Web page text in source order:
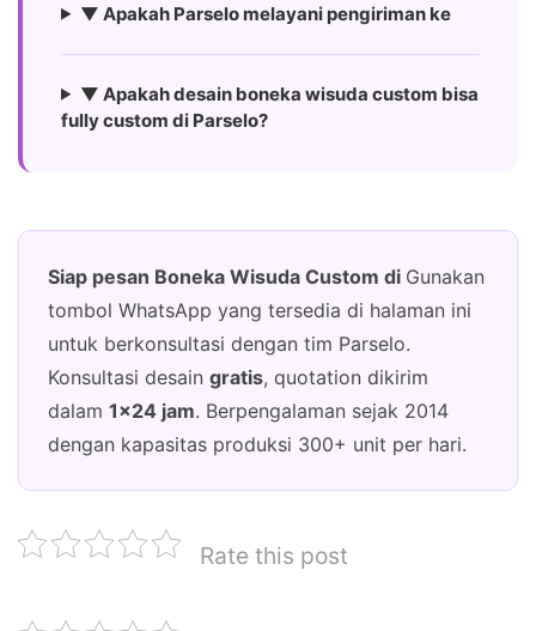
▼ Apakah Parselo melayani pengiriman ke
▼ Apakah desain boneka wisuda custom bisa
fully custom di Parselo?
Siap pesan Boneka Wisuda Custom di Gunakan
tombol WhatsApp yang tersedia di halaman ini
untuk berkonsultasi dengan tim Parselo.
Konsultasi desain gratis, quotation dikirim
dalam 1×24 jam. Berpengalaman sejak 2014
dengan kapasitas produksi 300+ unit per hari.
Rate this post